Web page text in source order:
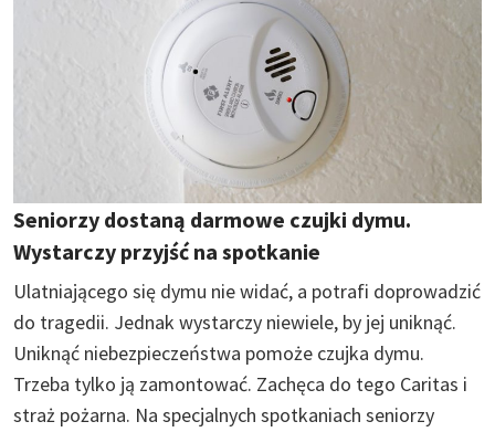
Seniorzy dostaną darmowe czujki dymu.
Wystarczy przyjść na spotkanie
Ulatniającego się dymu nie widać, a potrafi doprowadzić
do tragedii. Jednak wystarczy niewiele, by jej uniknąć.
Uniknąć niebezpieczeństwa pomoże czujka dymu.
Trzeba tylko ją zamontować. Zachęca do tego Caritas i
straż pożarna. Na specjalnych spotkaniach seniorzy